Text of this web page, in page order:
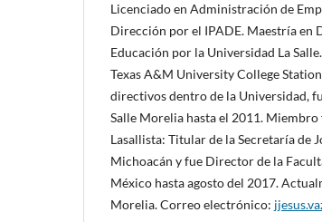
Licenciado en Administración de
Dirección por el IPADE. Maestría en
Educación por la Universidad La
Texas A&M University College
directivos dentro de la Universidad,
Salle Morelia hasta el 2011.
Lasallista: Titular de la Secretaría de
Michoacán y fue Director de la
México hasta agosto del 2017.
Morelia. Correo electrónico: